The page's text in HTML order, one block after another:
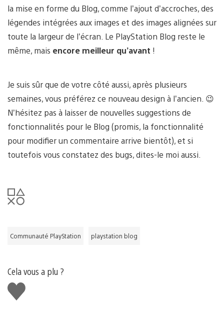
la mise en forme du Blog, comme l’ajout d’accroches, des
légendes intégrées aux images et des images alignées sur
toute la largeur de l’écran. Le PlayStation Blog reste le
même, mais encore meilleur qu’avant !
Je suis sûr que de votre côté aussi, après plusieurs
semaines, vous préférez ce nouveau design à l’ancien. 😉
N’hésitez pas à laisser de nouvelles suggestions de
fonctionnalités pour le Blog (promis, la fonctionnalité
pour modifier un commentaire arrive bientôt), et si
toutefois vous constatez des bugs, dites-le moi aussi.
Communauté PlayStation playstation blog
Cela vous a plu ?
J'aime